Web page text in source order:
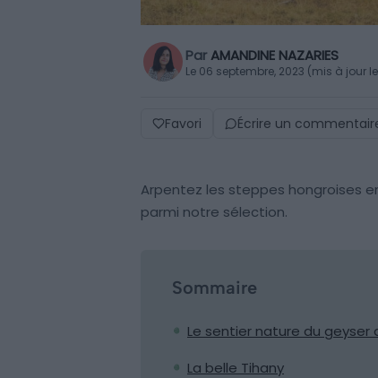
ParAMANDINE NAZARIES
Le 06 septembre, 2023 (mis à jour
Favori Écrire un
Arpentez les steppes hongroises
parmi notre sélection.
Sommaire
Le sentier nature du geyser
La belle Tihany